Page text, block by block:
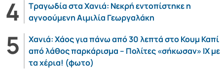
Τραγωδία στα Χανιά: Νεκρή εντοπίστηκε η
αγνοούμενη Αιμιλία Γεωργαλάκη
Χανιά: Χάος για πάνω από 30 λεπτά στο Κουμ Καπί
από λάθος παρκάρισμα – Πολίτες «σήκωσαν» ΙΧ με
τα χέρια! (φωτο)